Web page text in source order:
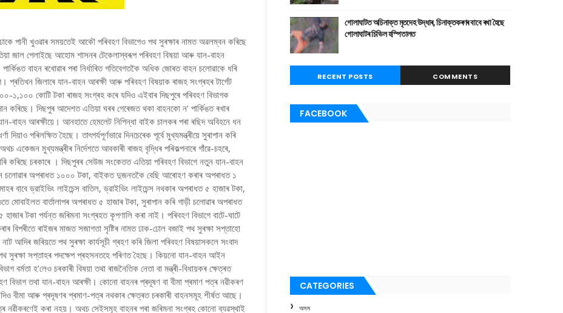
পানী খুওৱাৰ সময়তেই আকৌ পৰিবহণ বিভাগেও পথ সুৰক্ষাৰ নামত অৱলম্বন কৰিছে
জাল পেলাইছে আহোম শাসনৰ টেকেলাস্বৰূপ পৰিবহণ বিষয়া আৰু যান-বাহন
বাহন ৰখোৱাৰ পৰা নিৰ্ধাৰিত গতিবেগতকৈ অধিক জোৰত বাহন চলোৱাকে ধৰি
প্ৰতিখন জিলাৰে যান-বাহন আৰক্ষী আৰু পৰিবহণ বিষয়াক ৰাজহ সংগ্ৰহৰ টার্গেট
১,১০০ কোটি টকা ৰাজহ সংগ্ৰহ কৰে যদিও এইবাৰ দিছপুৰে পৰিবহণ বিভাগক
কৰিছে। দিছপুৰ আদেশত এতিয়া ঘৰৰ গেৰেজত থকা বাহনকো ন' পার্কিঙত ৰখাৰ
বাহন আৰক্ষীয়ে। আনহাতে হেমলেট নিপিন্ধা বাইক চালকৰ পৰা ৰছিদ অবিহনে ধন
পৰিলক্ষিত হৈছে। তাৎপর্যপূর্ণভাৱে দিনচেৰেক পূৰ্বে মুখ্যমন্ত্ৰীয়ে সুৰাপান কৰি
একেজন মুখ্যমন্ত্ৰীৰ নিৰ্দেশতে আবকাৰী ৰাজহ বৃদ্ধিৰ পৰিকল্পনাৰে গাঁৱে-চহৰে,
কৰিছে চৰকাৰে । দিছপুৰৰ সেউজ সংকেতত এতিয়া পৰিবহণ বিভাগে নতুন যান-বাহন
চলোৱাৰ অপৰাধত ১০০০ টকা, বাইকত দুজনতকৈ বেছি আৰোহণ কৰাৰ অপৰাধত ১
বাবে ড্রাইভিং লাইচেন্স বাতিল, ড্রাইভিং লাইচেন্স নথকাৰ অপৰাধত ৫ হাজাৰ টকা,
মোবাইলত বাৰ্তালাপৰ অপৰাধত ৫ হাজাৰ টকা, সুৰাপান কৰি গাড়ী চলোৱাৰ অপৰাধত
টকা পৰ্যন্ত জৰিমনা সংগ্ৰহত কৃপণালি কৰা নাই। পৰিবহণ বিভাগে বাটে-ঘাটে
বিপৰীতে ৰাইজৰ মাজত সজাগতা সৃষ্টিৰ নামত ঢাক-ঢোল বজাই পথ সুৰক্ষা সপ্তাহো
আদিৰ জৰিয়তে পথ সুৰক্ষা কাৰ্যসূচী গ্ৰহণ কৰি জিলা পৰিবহণ বিষয়াসকলে সংবাদ
সুৰক্ষা সপ্তাহৰ পদক্ষেপ প্ৰহসনতহে পৰিণত হৈছে। কিয়নো যান-বাহন আইন
বৰ্মতা হ'লেও চৰকাৰী বিষয়া তথা ৰাজনৈতিক নেতা বা মন্ত্ৰী-বিধায়কৰ ক্ষেত্ৰত
বিভাগ তথা যান-বাহন আৰক্ষী। কোনো বাহনৰ প্ৰদূষণ বা বীমা প্ৰমাণ পত্ৰ নৱীকৰণ
বীমা আৰু প্ৰদূষণৰ প্ৰমাণ-পত্ৰ নথকাৰ ক্ষেত্ৰত চৰকাৰী বাহনসমূহ শীৰ্ষত আছে।
নৱীকৰণেই কৰা নহয়। অথচ সেইসমূহ বাহনৰ পৰা জৰিমনা সংগ্ৰহ কোনো ব্যৱস্থাই
গোলাঘাটত অচিনাক্ত মৃতদেহ উদ্ধাৰ, চিনাক্তকৰণৰ বাবে ৰখা হৈছে
গোলাঘাটৰ চিভিল হস্পিতালত
RECENT POSTS COMMENTS
FACEBOOK
CATEGORIES
অসম